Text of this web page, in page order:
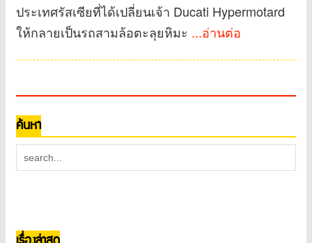
ประเทศรัสเซียที่ได้เปลี่ยนเจ้า Ducati Hypermotard
ให้กลายเป็นรถสามล้อตะลุยหิมะ ...อ่านต่อ
ค้นหา